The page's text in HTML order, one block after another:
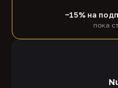
−15% на
пока